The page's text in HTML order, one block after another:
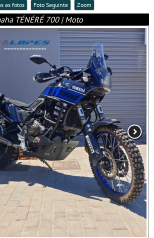
as fotos Foto Seguinte Zoom
TÉNÉRÉ 700 | Moto